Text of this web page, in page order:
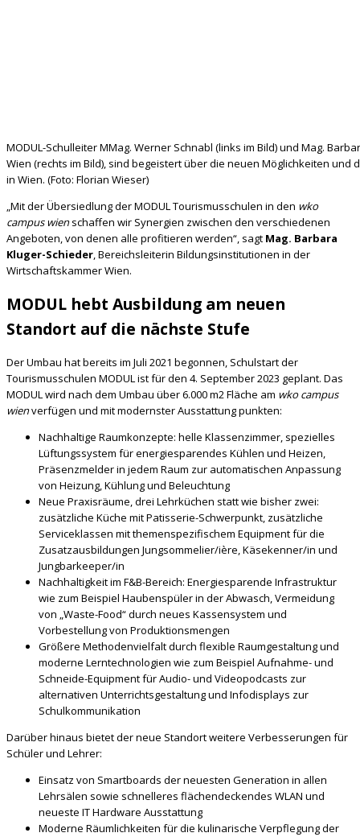
MODUL-Schulleiter MMag. Werner Schnabl (links im Bild) und Mag.
Wien (rechts im Bild), sind begeistert über die neuen Möglichkeiten
in Wien. (Foto: Florian Wieser)
„Mit der Übersiedlung der MODUL Tourismusschulen in den wko
campus wienschaffen wir Synergien zwischen den verschiedenen
Angeboten, von denen alle profitieren werden“, sagt Mag. Barbara
Kluger-Schieder, Bereichsleiterin Bildungsinstitutionen in der
Wirtschaftskammer Wien.
MODUL hebt Ausbildung am neuen
Standort auf die nächste Stufe
Der Umbau hat bereits im Juli 2021 begonnen, Schulstart der
Tourismusschulen MODUL ist für den 4. September 2023 geplant. Das
MODUL wird nach dem Umbau über 6.000 m2 Fläche am wko campus
wienverfügen und mit modernster Ausstattung punkten:
Nachhaltige Raumkonzepte: helle Klassenzimmer, spezielles
Lüftungssystem für energiesparendes Kühlen und Heizen,
Präsenzmelder in jedem Raum zur automatischen Anpassung
von Heizung, Kühlung und Beleuchtung
Neue Praxisräume, drei Lehrküchen statt wie bisher zwei:
zusätzliche Küche mit Patisserie-Schwerpunkt, zusätzliche
Serviceklassen mit themenspezifischem Equipment für die
Zusatzausbildungen Jungsommelier/ière, Käsekenner/in und
Jungbarkeeper/in
Nachhaltigkeit im F&B-Bereich: Energiesparende Infrastruktur
wie zum Beispiel Haubenspüler in der Abwasch, Vermeidung
von „Waste-Food“ durch neues Kassensystem und
Vorbestellung von Produktionsmengen
Größere Methodenvielfalt durch flexible Raumgestaltung und
moderne Lerntechnologien wie zum Beispiel Aufnahme- und
Schneide-Equipment für Audio- und Videopodcasts zur
alternativen Unterrichtsgestaltung und Infodisplays zur
Schulkommunikation
Darüber hinaus bietet der neue Standort weitere Verbesserungen für
Schüler und Lehrer:
Einsatz von Smartboards der neuesten Generation in allen
Lehrsälen sowie schnelleres flächendeckendes WLAN und
neueste IT Hardware Ausstattung
Moderne Räumlichkeiten für die kulinarische Verpflegung der